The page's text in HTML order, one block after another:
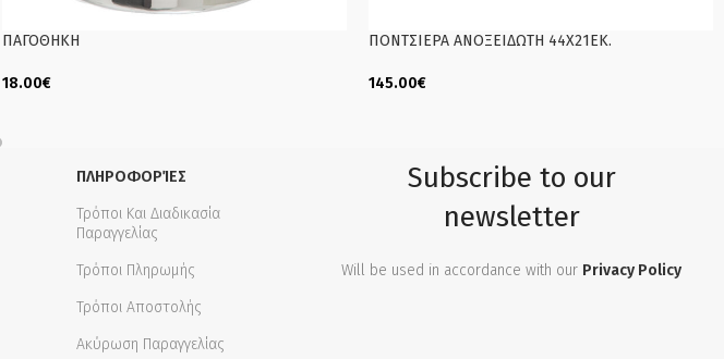
ΠΑΓΟΘΗΚΗ
18.00€
ΠΟΝΤΣΙΕΡΑ ΑΝΟΞΕΙΔΩΤΗ 44Χ21ΕΚ.
145.00€
ΠΛΗΡΟΦΟΡΊΕΣ
Τρόποι Και Διαδικασία
Παραγγελίας
Τρόποι Πληρωμής
Τρόποι Αποστολής
Ακύρωση Παραγγελίας
Subscribe to our
newsletter
Will be used in accordance with our Privacy Policy